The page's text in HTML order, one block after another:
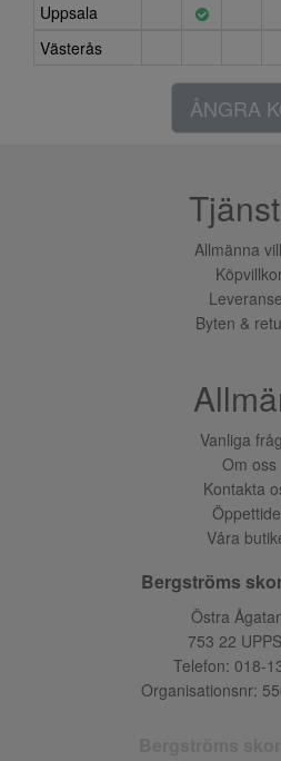
Uppsala
Västerås
ÅNGRA
Allmänna
Byten &
Vanliga
Om oss
Kontakta
Våra
Bergströms
Östra
753 22
Telefon: 018-
Organisationsnr: